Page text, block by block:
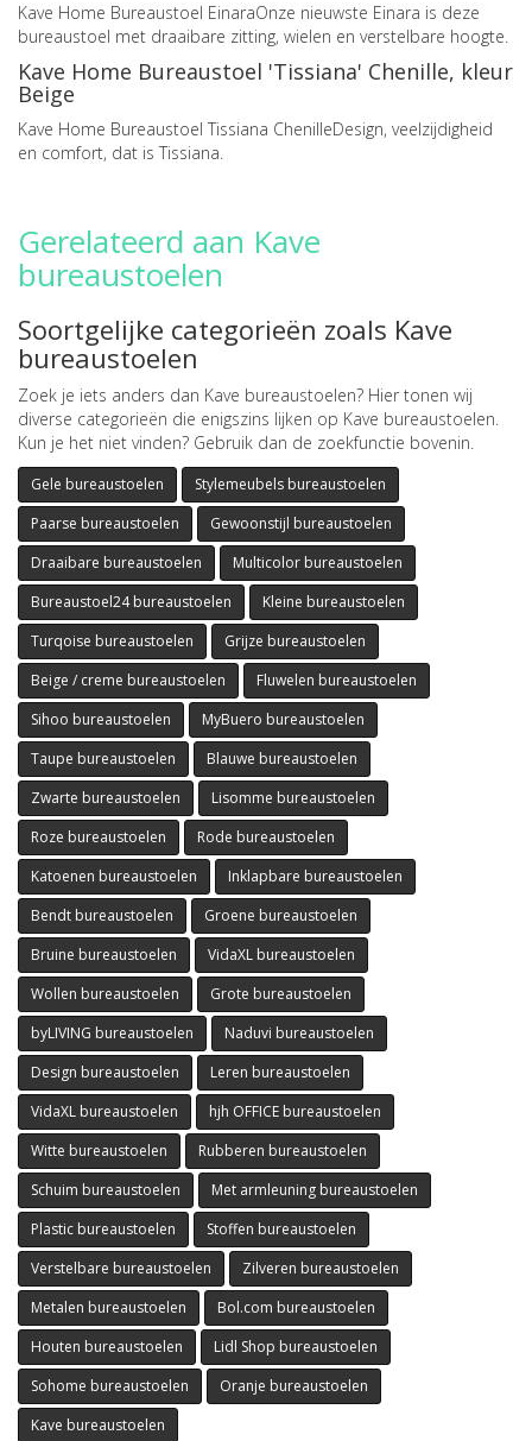
Kave Home Bureaustoel EinaraOnze nieuwste Einara is deze
bureaustoel met draaibare zitting, wielen en verstelbare hoogte.
Kave Home Bureaustoel 'Tissiana' Chenille, kleur
Beige
Kave Home Bureaustoel Tissiana ChenilleDesign, veelzijdigheid
en comfort, dat is Tissiana.
Gerelateerd aan Kave
bureaustoelen
Soortgelijke categorieën zoals Kave
bureaustoelen
Zoek je iets anders dan Kave bureaustoelen? Hier tonen wij
diverse categorieën die enigszins lijken op Kave bureaustoelen.
Kun je het niet vinden? Gebruik dan de zoekfunctie bovenin.
Gele bureaustoelen
Stylemeubels bureaustoelen
Paarse bureaustoelen
Gewoonstijl bureaustoelen
Draaibare bureaustoelen
Multicolor bureaustoelen
Bureaustoel24 bureaustoelen
Kleine bureaustoelen
Turqoise bureaustoelen
Grijze bureaustoelen
Beige / creme bureaustoelen
Fluwelen bureaustoelen
Sihoo bureaustoelen
MyBuero bureaustoelen
Taupe bureaustoelen
Blauwe bureaustoelen
Zwarte bureaustoelen
Lisomme bureaustoelen
Roze bureaustoelen
Rode bureaustoelen
Katoenen bureaustoelen
Inklapbare bureaustoelen
Bendt bureaustoelen
Groene bureaustoelen
Bruine bureaustoelen
VidaXL bureaustoelen
Wollen bureaustoelen
Grote bureaustoelen
byLIVING bureaustoelen
Naduvi bureaustoelen
Design bureaustoelen
Leren bureaustoelen
VidaXL bureaustoelen
hjh OFFICE bureaustoelen
Witte bureaustoelen
Rubberen bureaustoelen
Schuim bureaustoelen
Met armleuning bureaustoelen
Plastic bureaustoelen
Stoffen bureaustoelen
Verstelbare bureaustoelen
Zilveren bureaustoelen
Metalen bureaustoelen
Bol.com bureaustoelen
Houten bureaustoelen
Lidl Shop bureaustoelen
Sohome bureaustoelen
Oranje bureaustoelen
Kave bureaustoelen